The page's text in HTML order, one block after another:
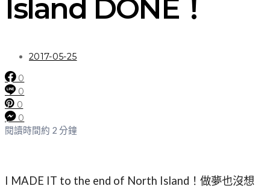
Island DONE！
2017-05-25
0
0
0
0
閱讀時間約 2 分鐘
I MADE IT to the end of North Island！做夢也沒想